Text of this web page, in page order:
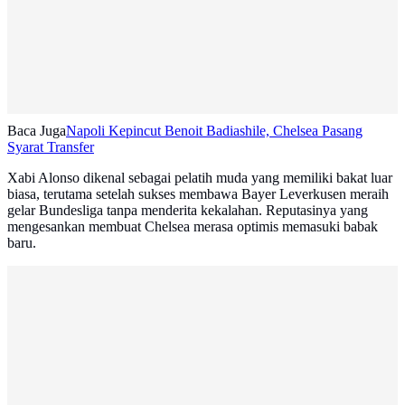
Baca JugaNapoli Kepincut Benoit Badiashile, Chelsea Pasang
Syarat Transfer
Xabi Alonso dikenal sebagai pelatih muda yang memiliki bakat luar
biasa, terutama setelah sukses membawa Bayer Leverkusen meraih
gelar Bundesliga tanpa menderita kekalahan. Reputasinya yang
mengesankan membuat Chelsea merasa optimis memasuki babak
baru.